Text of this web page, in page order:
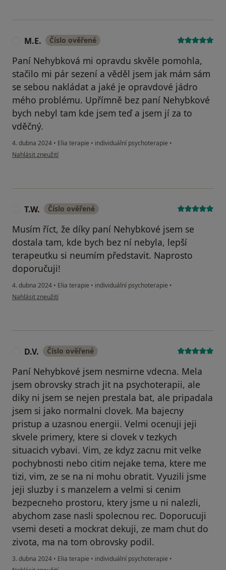
M.E. Číslo ověřené
Paní Nehybková mi opravdu skvěle pomohla,
stačilo mi pár sezení a věděl jsem jak mám sám
se sebou nakládat a jaké je opravdové jádro
mého problému. Upřímně bez paní Nehybkové
bych nebyl tam kde jsem teď a jsem jí za to
vděčný.
4. dubna 2024 • Elia terapie • individuální psychoterapie •
podle názoru uživatele M.E.
Nahlásit zneužití
T.W. Číslo ověřené
Musím říct, že díky paní Nehybkové jsem se
dostala tam, kde bych bez ní nebyla, lepší
terapeutku si neumím představit. Naprosto
doporučuji!
4. dubna 2024 • Elia terapie • individuální psychoterapie •
podle názoru uživatele T.W.
Nahlásit zneužití
D.V. Číslo ověřené
Paní Nehybkové jsem nesmirne vdecna. Mela
jsem obrovsky strach jit na psychoterapii, ale
diky ni jsem se nejen prestala bat, ale pripadala
jsem si jako normalni clovek. Ma bajecny
pristup a uzasnou energii. Velmi ocenuji jeji
skvele primery, ktere si clovek v tezkych
situacich vybavi. Vim, ze kdyz zacnu mit velke
pochybnosti nebo citim nejake tema, ktere me
tizi, vim, ze se na ni mohu obratit. Vyuzili jsme
jeji sluzby i s manzelem a velmi si cenim
bezpecneho prostoru, ktery jsme u ni nalezli,
abychom zase nasli spolecnou rec. Doporucuji
vsemi deseti a mockrat dekuji, ze mam chut do
zivota, ma na tom obrovsky podil.
3. dubna 2024 • Elia terapie • individuální psychoterapie •
podle názoru uživatele D.V.